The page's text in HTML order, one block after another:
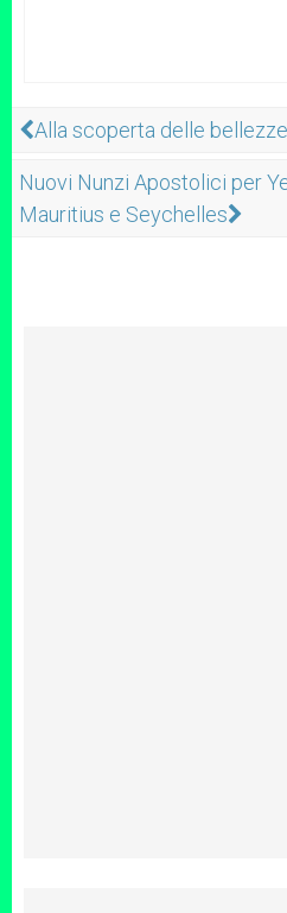
Alla scoperta delle
Nuovi Nunzi Apostolici per
Mauritius e Seychelles